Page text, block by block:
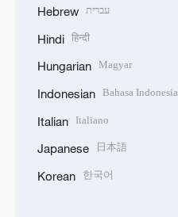
Hebrew עברית
Hindi हिन्दी
Hungarian Magyar
Indonesian Bahasa Indonesia
Italian Italiano
Japanese 日本語
Korean 한국어